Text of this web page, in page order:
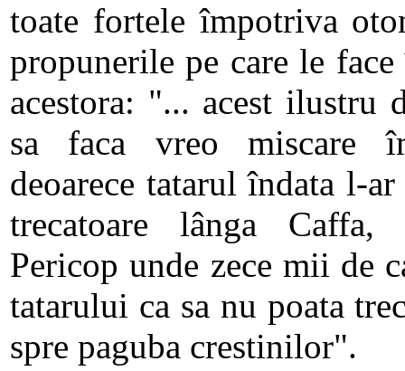
toate fortele împotriva
propunerile pe care le
acestora: "... acest ilustru
sa faca vreo miscare
deoarece tatarul îndata l-
trecatoare lânga Caffa,
Pericop unde zece mii de
tatarului ca sa nu poata
spre paguba crestinilor".